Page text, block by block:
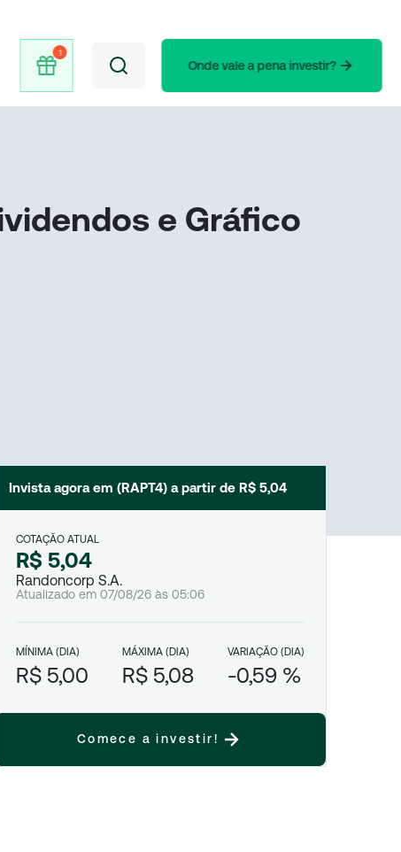
Onde vale a pena investir?
e Gráfico
Invista agora em (RAPT4) a partir de R$ 5,04
COTAÇÃO ATUAL
R$ 5,04
Randoncorp S.A.
Atualizado em 07/08/26 às 05:06
MÍNIMA (DIA)
R$ 5,00
MÁXIMA (DIA)
R$ 5,08
VARIAÇÃO (DIA)
-0,59 %
Comece a investir!